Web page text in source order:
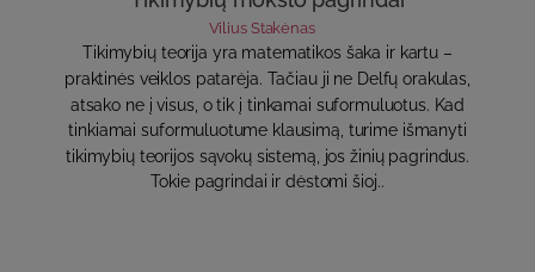
Vilius Stakėnas
Tikimybių teorija yra matematikos šaka ir kartu –
praktinės veiklos patarėja. Tačiau ji ne Delfų orakulas,
atsako ne į visus, o tik į tinkamai suformuluotus. Kad
tinkiamai suformuluotume klausimą, turime išmanyti
tikimybių teorijos sąvokų sistemą, jos žinių pagrindus.
Tokie pagrindai ir dėstomi šioj..